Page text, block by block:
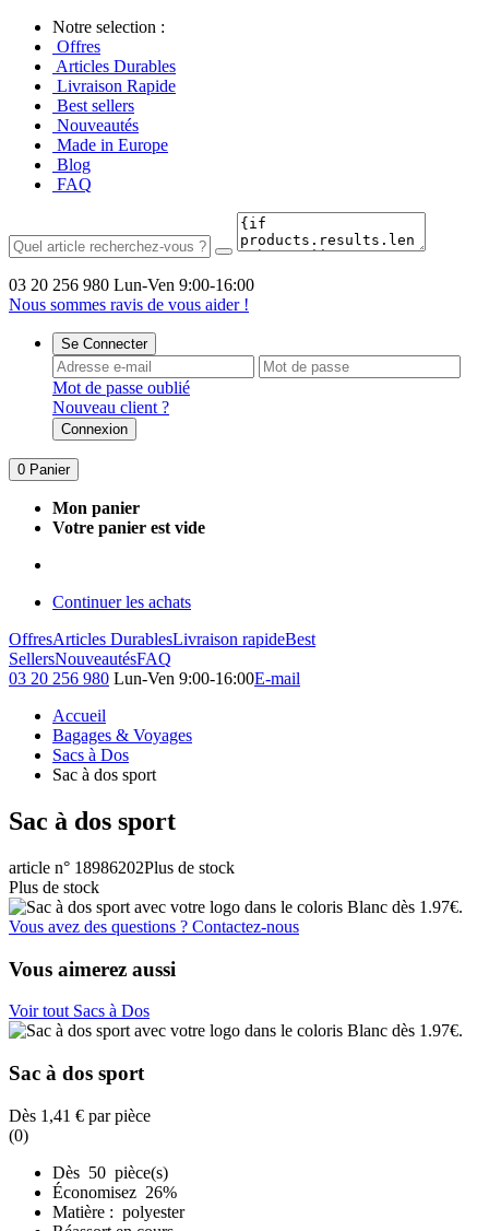
Notre selection :
Offres
Articles Durables
Livraison Rapide
Best sellers
Nouveautés
Made in Europe
Blog
FAQ
03 20 256 980 Lun-Ven 9:00-16:00
Nous sommes ravis de vous aider !
Se Connecter
Mot de passe oublié
Nouveau client ?
Connexion
0 Panier
Mon panier
Votre panier est vide
Continuer les achats
OffresArticles DurablesLivraison rapideBest
SellersNouveautésFAQ
03 20 256 980 Lun-Ven 9:00-16:00E-mail
Accueil
Bagages & Voyages
Sacs à Dos
Sac à dos sport
Sac à dos sport
article n° 18986202Plus de stock
Plus de stock
Vous avez des questions ? Contactez-nous
Vous aimerez aussi
Voir tout Sacs à Dos
Sac à dos sport
Dès 1,41 € par pièce
(0)
Dès 50 pièce(s)
Économisez 26%
Matière : polyester